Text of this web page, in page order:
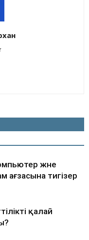
және
ағзасына тигізер
қалай